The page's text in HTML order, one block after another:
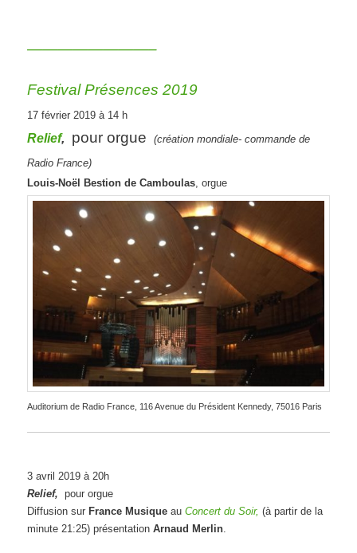
————————–
Festival Présences 2019
17 février 2019 à 14 h
Relief, pour orgue
(création mondiale- commande de
Radio France)
Louis-Noël Bestion de Camboulas, orgue
Auditorium de Radio France, 116 Avenue du Président Kennedy, 75016 Paris
3 avril 2019 à 20h
Relief,pour orgue
Diffusion surFrance MusiqueauConcert du Soir, (à partir de la
minute 21:25) présentationArnaud Merlin